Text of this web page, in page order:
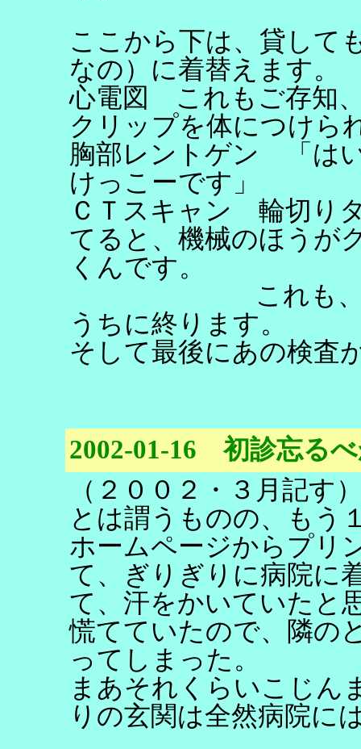
ここから下は、貸して
なの）に着替えます。
心電図 これもご存知
クリップを体につけら
胸部レントゲン 「は
けっこーです」
ＣＴスキャン 輪切り
てると、機械のほうが
くんです。
これも、息を吸
うちに終ります。
そして最後にあの検査
2002-01-16 初診忘る
（２００２・３月記す
とは謂うものの、もう
ホームページからプリ
て、ぎりぎりに病院に
て、汗をかいていたと
慌てていたので、隣の
ってしまった。
まあそれくらいこじん
りの玄関は全然病院に